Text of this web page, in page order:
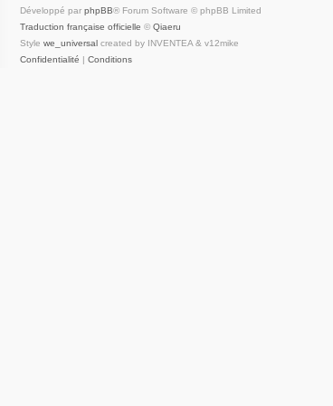
Développé par phpBB® Forum Software © phpBB Limited
Traduction française officielle © Qiaeru
Style we_universal created by INVENTEA & v12mike
Confidentialité | Conditions